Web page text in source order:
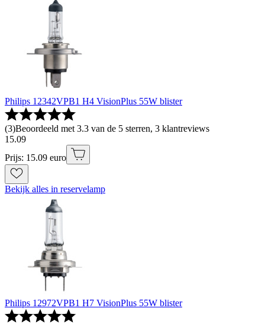
Philips 12342VPB1 H4 VisionPlus 55W blister
(3)Beoordeeld met 3.3 van de 5 sterren, 3 klantreviews
15.09
Prijs: 15.09 euro
Bekijk alles in reservelamp
Philips 12972VPB1 H7 VisionPlus 55W blister